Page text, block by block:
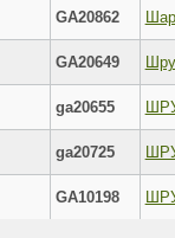
GA20862
GA20649
ga20655
ga20725
GA10198